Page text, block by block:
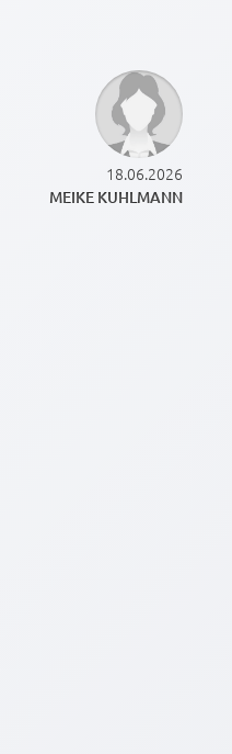
18.06.2026
MEIKE KUHLMANN